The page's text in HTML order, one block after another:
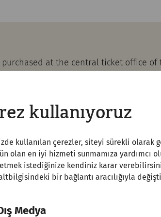
kullanıyoruz
kullanılan çerezler, siteyi sürekli olarak
olan en iyi hizmeti sunmamıza yardımcı
istediğinize kendiniz karar
bir bağlantı aracılığıyla
Medya
purchased at the central ticket office
Petronell-Carnuntum or in the
for admission to the
the day of the visit.